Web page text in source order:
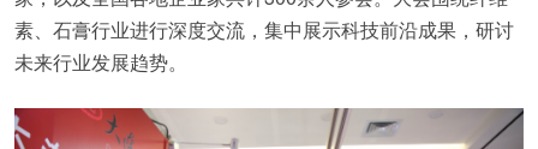
素、石膏行业进行深度交流，集中展示科技前沿成果，研讨
未来行业发展趋势。